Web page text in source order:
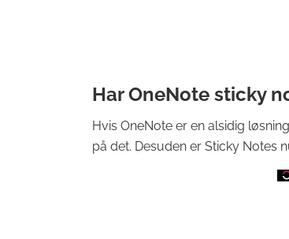
Har OneNote sticky
Hvis OneNote er en alsidig
på det. Desuden er Sticky Notes